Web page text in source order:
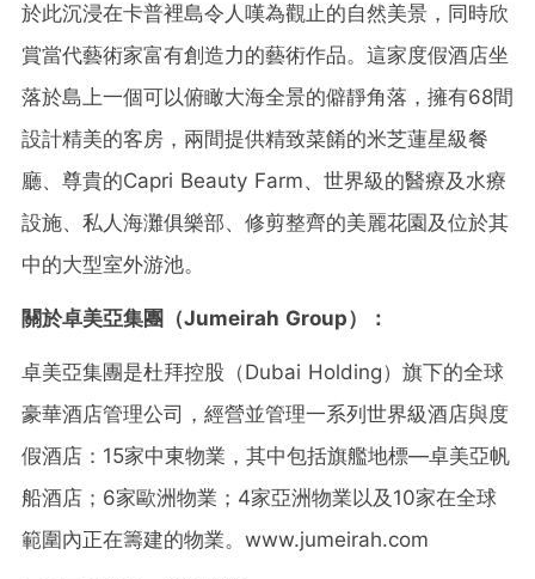
於此沉浸在卡普裡島令人嘆為觀止的自然美景，同時欣
賞當代藝術家富有創造力的藝術作品。這家度假酒店坐
落於島上一個可以俯瞰大海全景的僻靜角落，擁有68間
設計精美的客房，兩間提供精致菜餚的米芝蓮星級餐
廳、尊貴的Capri Beauty Farm、世界級的醫療及水療
設施、私人海灘俱樂部、修剪整齊的美麗花園及位於其
中的大型室外游池。
關於卓美亞集團（Jumeirah Group）：
卓美亞集團是杜拜控股（Dubai Holding）旗下的全球
豪華酒店管理公司，經營並管理一系列世界級酒店與度
假酒店：15家中東物業，其中包括旗艦地標—卓美亞帆
船酒店；6家歐洲物業；4家亞洲物業以及10家在全球
範圍內正在籌建的物業。www.jumeirah.com